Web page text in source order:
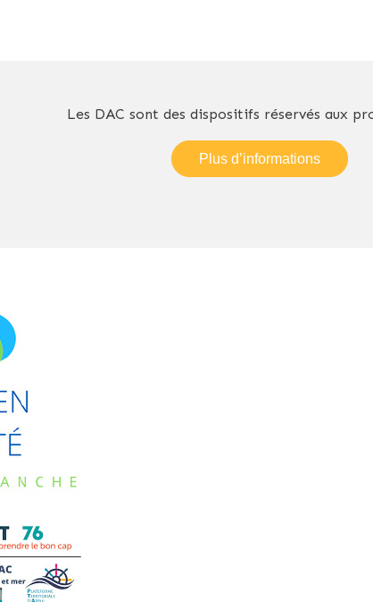
Les DAC sont des dispositifs réservés aux
Plus d’informations